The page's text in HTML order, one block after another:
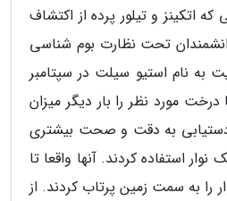
زمانی که اتکینز و تیلور پرده از اکتشاف
تحت نظارت بوم شناسی
به نام استیو سیلت در سپتامبر
تا درخت مورد نظر را بار دیگر میزان
دستیابی به دقت و صحت بیشتری
نوار استفاده کردند. آنها واقعا تا
را به سمت زمین پرتاب کردند. از